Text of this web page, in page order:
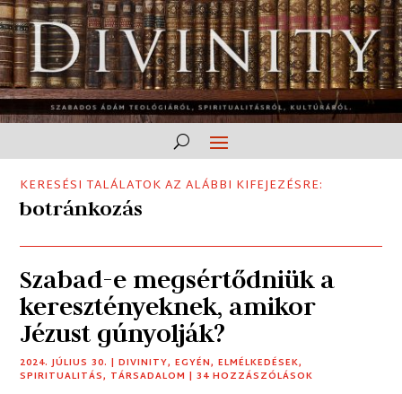
KERESÉSI TALÁLATOK AZ ALÁBBI KIFEJEZÉSRE:
botránkozás
Szabad-e megsértődniük a
keresztényeknek, amikor
Jézust gúnyolják?
2024. JÚLIUS 30. |DIVINITY,EGYÉN,ELMÉLKEDÉSEK,
SPIRITUALITÁS, TÁRSADALOM | 34 HOZZÁSZÓLÁSOK